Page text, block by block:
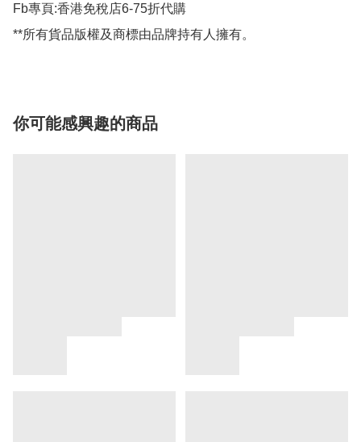
Fb專頁:香港免稅店6-75折代購
**所有貨品版權及商標由品牌持有人擁有。
你可能感興趣的商品